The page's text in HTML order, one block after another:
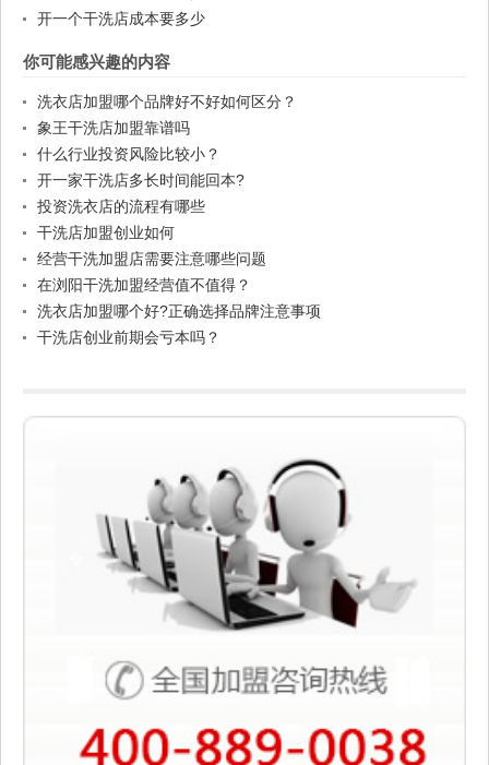
开一个干洗店成本要多少
你可能感兴趣的内容
洗衣店加盟哪个品牌好不好如何区分？
象王干洗店加盟靠谱吗
什么行业投资风险比较小？
开一家干洗店多长时间能回本?
投资洗衣店的流程有哪些
干洗店加盟创业如何
经营干洗加盟店需要注意哪些问题
在浏阳干洗加盟经营值不值得？
洗衣店加盟哪个好?正确选择品牌注意事项
干洗店创业前期会亏本吗？